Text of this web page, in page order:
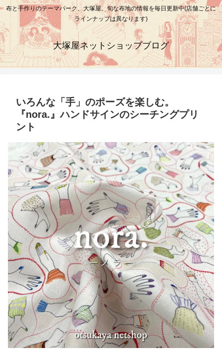
布と手作りのテーマパーク、大塚屋。旬な布地の情報を毎日更新中(店舗ごとに
ラインナップは異なります)
大塚屋ネットショップブログ
いろんな「手」のポーズを楽しむ。
『nora.』ハンドサインのシーチングプリ
ント